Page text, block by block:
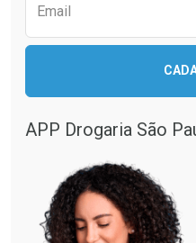
Email
APP Drogaria São